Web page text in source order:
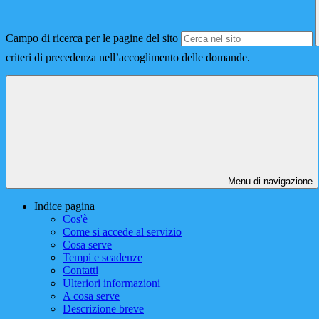
Campo di ricerca per le pagine del sito
criteri di precedenza nell’accoglimento delle domande.
Menu di navigazione
Indice pagina
Cos'è
Come si accede al servizio
Cosa serve
Tempi e scadenze
Contatti
Ulteriori informazioni
A cosa serve
Descrizione breve